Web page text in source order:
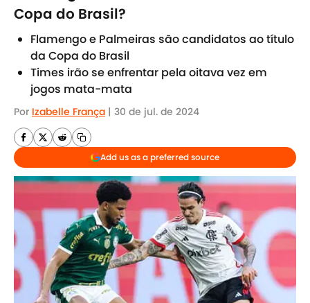
Copa do Brasil?
Flamengo e Palmeiras são candidatos ao título
da Copa do Brasil
Times irão se enfrentar pela oitava vez em
jogos mata-mata
Por Izabelle França | 30 de jul. de 2024
Add us as a preferred source